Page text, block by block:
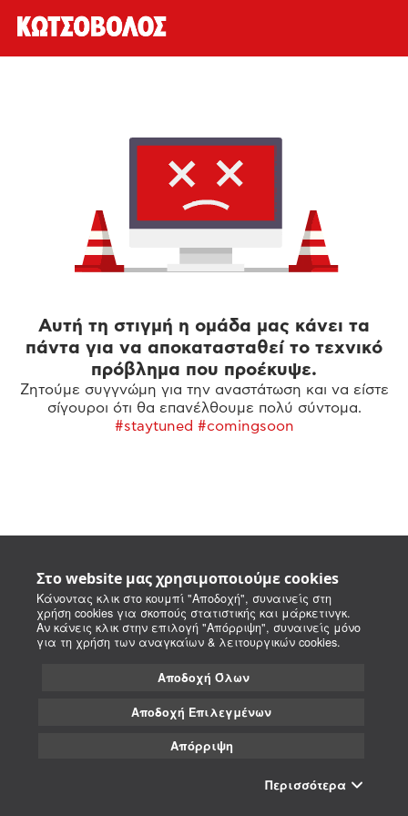
Στο website μας χρησιμοποιούμε cookies
Κάνοντας κλικ στο κουμπί "Αποδοχή", συναινείς στη
χρήση cookies για σκοπούς στατιστικής και μάρκετινγκ.
Αν κάνεις κλικ στην επιλογή "Απόρριψη", συναινείς μόνο
για τη χρήση των αναγκαίων & λειτουργικών cookies.
Αποδοχή Όλων
Αποδοχή Επιλεγμένων
Απόρριψη
Περισσότερα
Αυτή τη στιγμή η ομάδα μας κάνει τα
πάντα για να αποκατασταθεί το τεχνικό
πρόβλημα που προέκυψε.
Ζητούμε συγγνώμη για την αναστάτωση και να είστε
σίγουροι ότι θα επανέλθουμε πολύ σύντομα.
#staytuned #comingsoon